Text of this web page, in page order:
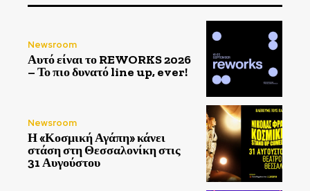
Newsroom
Αυτό είναι το REWORKS 2026
– Το πιο δυνατό line up, ever!
Newsroom
Η «Κοσμική Αγάπη» κάνει
στάση στη Θεσσαλονίκη στις
31 Αυγούστου